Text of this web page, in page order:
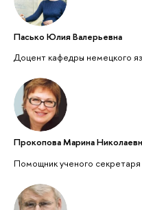
Пасько Юлия Валерьевна
Доцент кафедры немецкого
Прокопова Марина
Помощник ученого секретаря